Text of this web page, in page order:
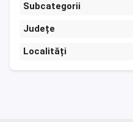
Subcategorii
Județe
Localități